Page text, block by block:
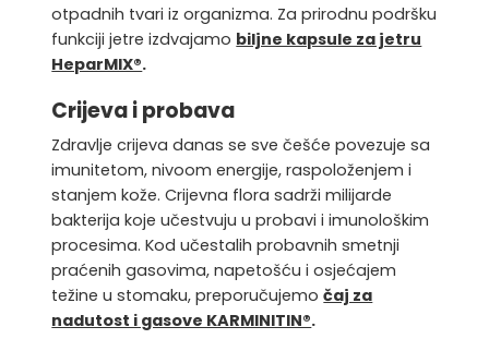
otpadnih tvari iz organizma. Za prirodnu podršku
funkciji jetre izdvajamo biljne kapsule za jetru
HeparMIX®.
Crijeva i probava
Zdravlje crijeva danas se sve češće povezuje sa
imunitetom, nivoom energije, raspoloženjem i
stanjem kože. Crijevna flora sadrži milijarde
bakterija koje učestvuju u probavi i imunološkim
procesima. Kod učestalih probavnih smetnji
praćenih gasovima, napetošću i osjećajem
težine u stomaku, preporučujemočaj za
nadutost i gasove KARMINITIN®.